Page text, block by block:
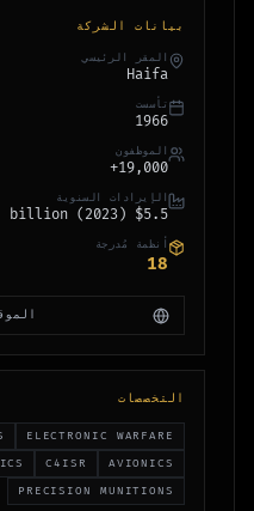
بيانات الشركة
المقر الرئيسي
Haifa
تأسست
1966
الموظفون
19,000+
الإيرادات السنوية
$5.5 billion (2023)
أنظمة مُدرجة
18
التخصصات
ELECTRONIC WARFARE
AVIONICS
C4ISR
PRECISION MUNITIONS